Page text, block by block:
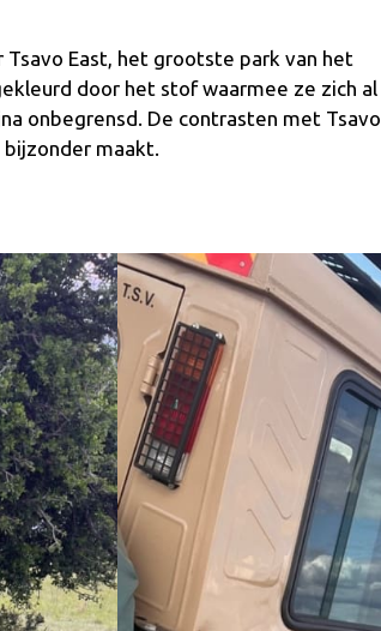
Tsavo East, het grootste park van het
door het stof waarmee ze zich al
onbegrensd. De contrasten met Tsavo
maakt.